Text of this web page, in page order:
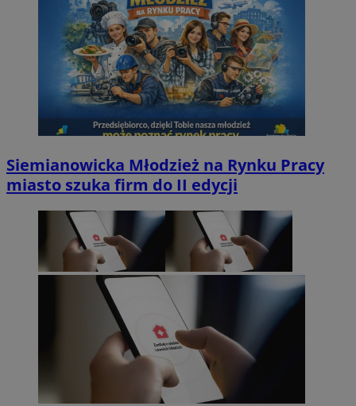
Siemianowicka Młodzież na Rynku Pracy
miasto szuka firm do II edycji